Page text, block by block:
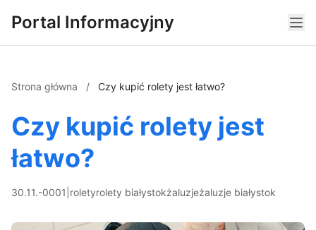
Portal Informacyjny
Strona główna / Czy kupić rolety jest łatwo?
Czy kupić rolety jest
łatwo?
30.11.-0001 roletyrolety białystokżaluzjeżaluzje białystok